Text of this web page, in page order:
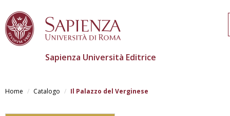
main
Sapienza Università Editrice
Home Catalogo Il Palazzo del Verginese